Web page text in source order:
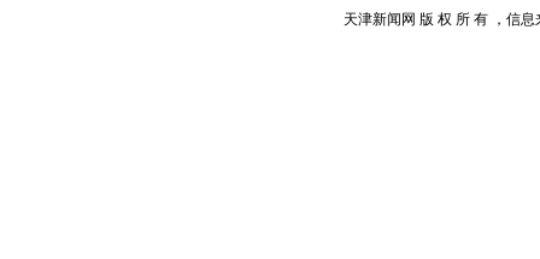
天津新闻网 版 权 所 有 ，信